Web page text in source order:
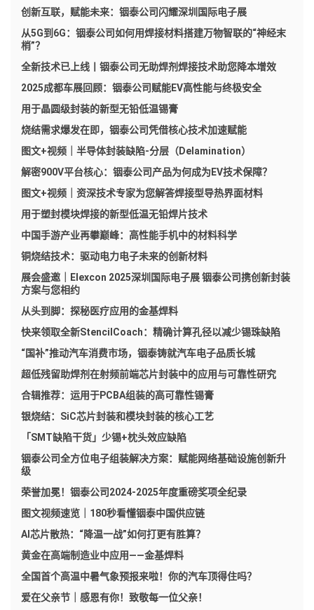
创新互联，赋能未来：铟泰公司闪耀深圳国际电子展
从5G到6G：铟泰公司如何用焊接材料搭建万物智联的“神经末
梢”？
全新技术已上线丨铟泰公司无助焊剂焊接技术助您降本增效
2025成都车展回顾：铟泰公司赋能EV高性能与终极安全
用于晶圆级封装的新型无铅低温锡膏
烧结需求爆发在即，铟泰公司凭借核心技术加速赋能
图文+视频｜半导体封装缺陷-分层（Delamination）
解密900V平台核心：铟泰公司产品为何成为EV技术保障？
图文+视频｜资深技术专家为您解答焊接型导热界面材料
用于塑封模块焊接的新型低温无铅焊片技术
中国手游产业再攀巅峰：高性能手机中的材料科学
铜烧结技术：驱动电力电子未来的创新材料
展会盛邀｜Elexcon 2025深圳国际电子展 铟泰公司携创新封装
方案与您相约
从头到脚：探秘医疗应用的金基焊料
快来领取全新StencilCoach：精确计算孔径以减少锡珠缺陷
“国补”推动汽车消费市场，铟泰铸就汽车电子品质长城
超低残留助焊剂在射频前端芯片封装中的应用与可靠性研究
合辑推荐：运用于PCBA组装的高可靠性锡膏
银烧结：SiC芯片封装和模块封装的核心工艺
「SMT缺陷干货」少锡+枕头效应缺陷
铟泰公司全方位电子组装解决方案：赋能网络基础设施创新升
级
荣誉加冕！铟泰公司2024-2025年度重磅奖项全纪录
图文视频速览｜180秒看懂铟泰中国供应链
AI芯片散热：“降温一战”如何打更有胜算？
黄金在高端制造业中应用——金基焊料
全国首个高温中暑气象预报来啦！你的汽车顶得住吗？
爱在父亲节｜感恩有你！致敬每一位父亲！